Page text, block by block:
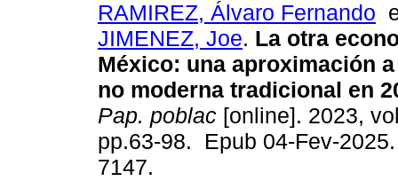
RAMIREZ, Álvaro Fernando
JIMENEZ, Joe. La otra
México: una aproximación
no moderna tradicional en
Pap. poblac [online]. 2023,
pp.63-98. Epub 04-Fev-
7147.